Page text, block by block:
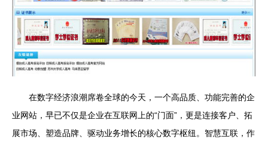
在数字经济浪潮席卷全球的今天，一个高品质、功能完善的企
业网站，早已不仅是企业在互联网上的“门面”，更是连接客户、拓
展市场、塑造品牌、驱动业务增长的核心数字枢纽。智慧互联，作